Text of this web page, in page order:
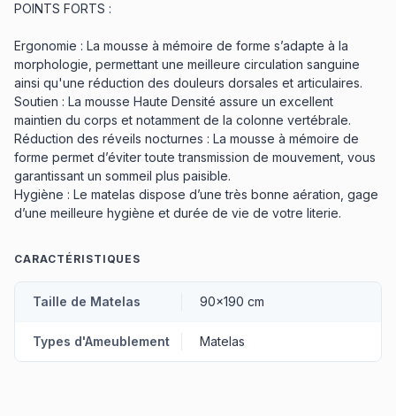
POINTS FORTS :
Ergonomie : La mousse à mémoire de forme s’adapte à la
morphologie, permettant une meilleure circulation sanguine
ainsi qu'une réduction des douleurs dorsales et articulaires.
Soutien : La mousse Haute Densité assure un excellent
maintien du corps et notamment de la colonne vertébrale.
Réduction des réveils nocturnes : La mousse à mémoire de
forme permet d’éviter toute transmission de mouvement, vous
garantissant un sommeil plus paisible.
Hygiène : Le matelas dispose d’une très bonne aération, gage
d’une meilleure hygiène et durée de vie de votre literie.
CARACTÉRISTIQUES
Taille de Matelas 90x190 cm
Types d'Ameublement Matelas